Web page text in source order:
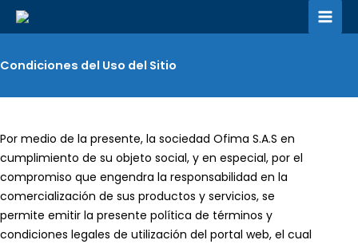
Condiciones del Uso del Sitio
Por medio de la presente, la sociedad Ofima S.A.S en
cumplimiento de su objeto social, y en especial, por el
compromiso que engendra la responsabilidad en la
comercialización de sus productos y servicios, se
permite emitir la presente política de términos y
condiciones legales de utilización del portal web, el cual